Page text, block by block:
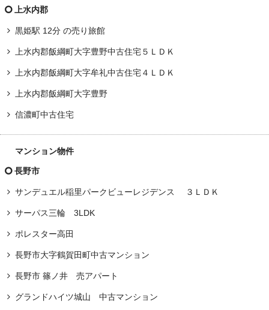
上水内郡
黒姫駅 12分 の売り旅館
上水内郡飯綱町大字豊野中古住宅５ＬＤＫ
上水内郡飯綱町大字牟礼中古住宅４ＬＤＫ
上水内郡飯綱町大字豊野
信濃町中古住宅
マンション物件
長野市
サンデュエル稲里パークビューレジデンス ３ＬＤＫ
サーパス三輪 3LDK
ポレスター高田
長野市大字鶴賀田町中古マンション
長野市 篠ノ井 売アパート
グランドハイツ城山 中古マンション